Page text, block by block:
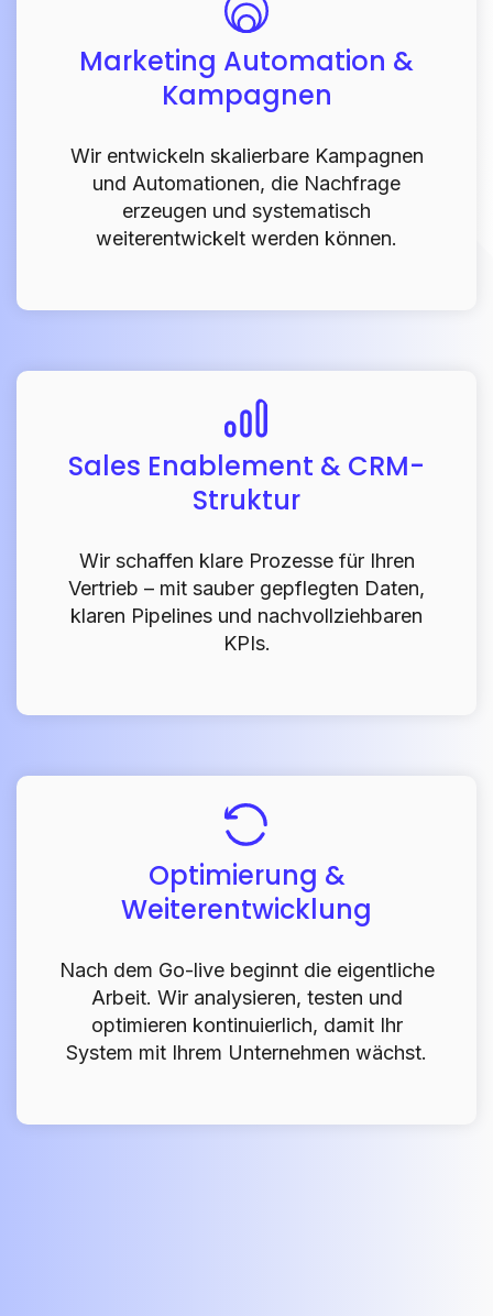
Marketing Automation &
Kampagnen
Wir entwickeln skalierbare Kampagnen
und Automationen, die Nachfrage
erzeugen und systematisch
weiterentwickelt werden können.
Sales Enablement & CRM-
Struktur
Wir schaffen klare Prozesse für Ihren
Vertrieb – mit sauber gepflegten Daten,
klaren Pipelines und nachvollziehbaren
KPIs.
Optimierung &
Weiterentwicklung
Nach dem Go-live beginnt die eigentliche
Arbeit. Wir analysieren, testen und
optimieren kontinuierlich, damit Ihr
System mit Ihrem Unternehmen wächst.